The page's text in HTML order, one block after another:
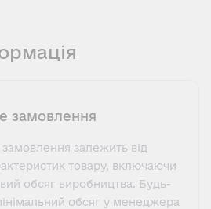
замовлення
залежить від
товару, включаючи
обсяг виробництва. Будь-
обсяг у менеджера